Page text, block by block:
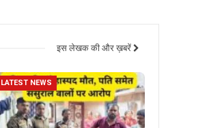
इस लेखक की और ख़बरें
LATEST NEWS